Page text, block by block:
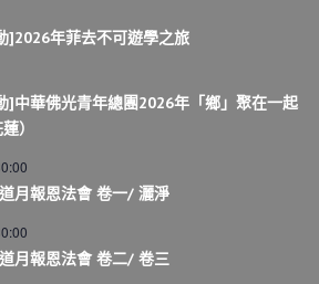
]2026年菲去不可遊學之旅
]中華佛光青年總團2026年「鄉」聚在一起
）
月報恩法會 卷一/ 灑淨
月報恩法會 卷二/ 卷三